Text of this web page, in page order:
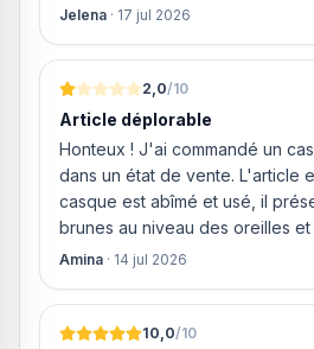
weigeren ze gewoon om mijn
van MIJN geld inhouden!
Jelena · 17 jul 2026
2,0/10
Article déplorable
Honteux ! J'ai commandé un
dans un état de vente. L'article
casque est abîmé et usé, il
brunes au niveau des oreilles
qui est craquelé ! Les coussins
Amina · 14 jul 2026
10,0/10